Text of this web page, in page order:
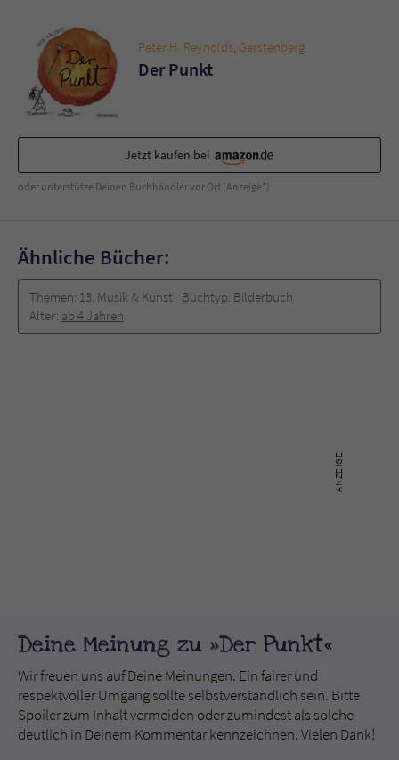
Peter H. Reynolds, Gerstenberg
Der Punkt
Jetzt kaufen bei
oder unterstütze Deinen Buchhändler vor Ort (Anzeige*)
Ähnliche Bücher:
Themen: 13. Musik & Kunst Buchtyp: Bilderbuch
Alter: ab 4 Jahren
Deine Meinung zu »Der Punkt«
Wir freuen uns auf Deine Meinungen. Ein fairer und
respektvoller Umgang sollte selbstverständlich sein. Bitte
Spoiler zum Inhalt vermeiden oder zumindest als solche
deutlich in Deinem Kommentar kennzeichnen. Vielen Dank!